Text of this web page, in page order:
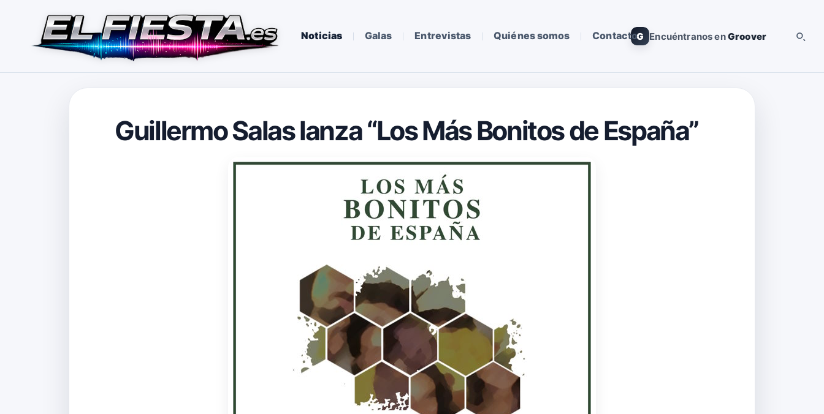
Noticias Galas Entrevistas Quiénes somos ContactoG Encuéntranos enGroover
Guillermo Salas lanza “Los Más Bonitos de España”